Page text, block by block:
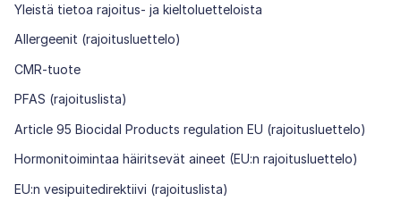
Yleistä tietoa rajoitus- ja kieltoluetteloista
Allergeenit (rajoitusluettelo)
CMR-tuote
PFAS (rajoituslista)
Article 95 Biocidal Products regulation EU (rajoitusluettelo)
Hormonitoimintaa häiritsevät aineet (EU:n rajoitusluettelo)
EU:n vesipuitedirektiivi (rajoituslista)